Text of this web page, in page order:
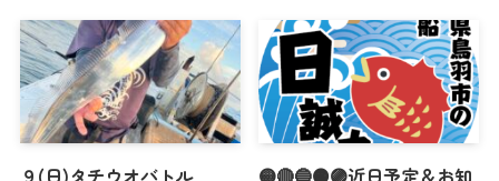
９(日)タチウオバトル
🟡🔴🔵🟠🟣近日予定＆お知